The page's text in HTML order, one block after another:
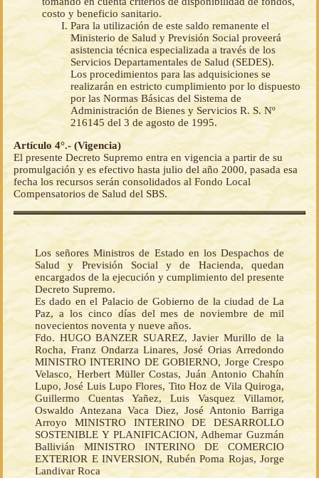
costo y beneficio sanitario.
Para la utilización de este saldo remanente el
Ministerio de Salud y Previsión Social proveerá
asistencia técnica especializada a través de los
Servicios Departamentales de Salud (SEDES).
Los procedimientos para las adquisiciones se
realizarán en estricto cumplimiento por lo dispuesto
por las Normas Básicas del Sistema de
Administración de Bienes y Servicios R. S. Nº
216145 del 3 de agosto de 1995.
Artículo 4°.- (Vigencia)
El presente Decreto Supremo entra en vigencia a partir de su
promulgación y es efectivo hasta julio del año 2000, pasada esa
fecha los recursos serán consolidados al Fondo Local
Compensatorios de Salud del SBS.
Los señores Ministros de Estado en los Despachos de
Salud y Previsión Social y de Hacienda, quedan
encargados de la ejecución y cumplimiento del presente
Decreto Supremo.
Es dado en el Palacio de Gobierno de la ciudad de La
Paz, a los cinco días del mes de noviembre de mil
novecientos noventa y nueve años.
Fdo. HUGO BANZER SUAREZ, Javier Murillo de la
Rocha, Franz Ondarza Linares, José Orias Arredondo
MINISTRO INTERINO DE GOBIERNO, Jorge Crespo
Velasco, Herbert Müller Costas, Juán Antonio Chahín
Lupo, José Luis Lupo Flores, Tito Hoz de Vila Quiroga,
Guillermo Cuentas Yañez, Luis Vasquez Villamor,
Oswaldo Antezana Vaca Diez, José Antonio Barriga
Arroyo MINISTRO INTERINO DE DESARROLLO
SOSTENIBLE Y PLANIFICACION, Adhemar Guzmán
Ballivián MINISTRO INTERINO DE COMERCIO
EXTERIOR E INVERSION, Rubén Poma Rojas, Jorge
Landivar Roca